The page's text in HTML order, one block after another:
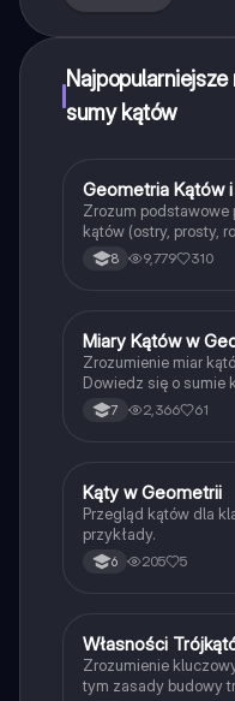
sumy kątów
Matematyka
Geometria Kątów
Zrozum podstawowe
kątów (ostry, prosty,
wierzchołkowe oraz
(trójkąty, prostokąty,
8 9,779 310
Matematyka
Miary Kątów w
Zrozumienie miar
Dowiedz się o sumie
właściwościach
geometrycznych.
7 2,366 61
Matematyka
Kąty w Geometrii
Przegląd kątów dla
przykłady.
6 205 5
Matematyka
Własności
Zrozumienie
tym zasady budowy